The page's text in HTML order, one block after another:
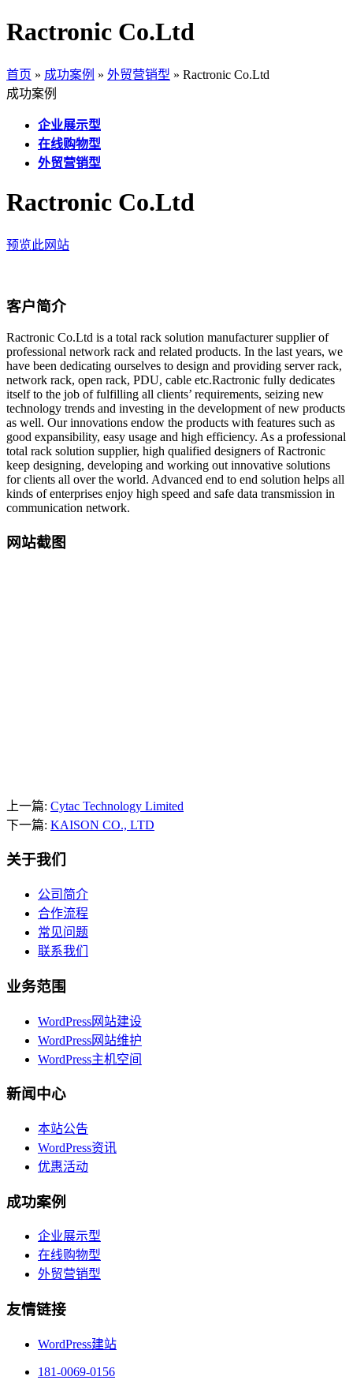
Ractronic Co.Ltd
首页 » 成功案例 » 外贸营销型 » Ractronic Co.Ltd
成功案例
企业展示型
在线购物型
外贸营销型
Ractronic Co.Ltd
预览此网站
客户简介
Ractronic Co.Ltd is a total rack solution manufacturer supplier of
professional network rack and related products. In the last years, we
have been dedicating ourselves to design and providing server rack,
network rack, open rack, PDU, cable etc.Ractronic fully dedicates
itself to the job of fulfilling all clients’ requirements, seizing new
technology trends and investing in the development of new products
as well. Our innovations endow the products with features such as
good expansibility, easy usage and high efficiency. As a professional
total rack solution supplier, high qualified designers of Ractronic
keep designing, developing and working out innovative solutions
for clients all over the world. Advanced end to end solution helps all
kinds of enterprises enjoy high speed and safe data transmission in
communication network.
网站截图
上一篇: Cytac Technology Limited
下一篇: KAISON CO., LTD
关于我们
公司简介
合作流程
常见问题
联系我们
业务范围
WordPress网站建设
WordPress网站维护
WordPress主机空间
新闻中心
本站公告
WordPress资讯
优惠活动
成功案例
企业展示型
在线购物型
外贸营销型
友情链接
WordPress建站
181-0069-0156